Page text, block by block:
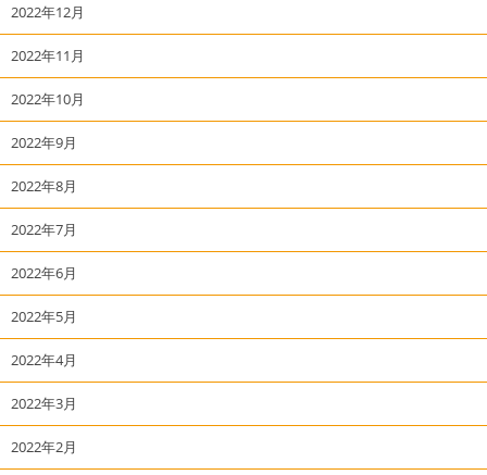
2022年12月
2022年11月
2022年10月
2022年9月
2022年8月
2022年7月
2022年6月
2022年5月
2022年4月
2022年3月
2022年2月